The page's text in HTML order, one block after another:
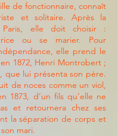
de fonctionnaire, connaît
et solitaire. Après la
Paris, elle doit choisir :
ou se marier. Pour
elle prend le
1872, Henri Montrobert ;
que lui présenta son père.
de noces comme un viol,
1873, d’un fils qu’elle ne
et retournera chez ses
la séparation de corps et
mari.